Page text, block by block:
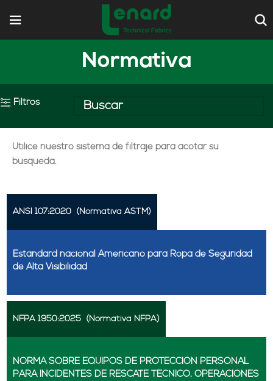
Normativa
Filtros
Utilice nuestro sistema de filtraje para acotar su
búsqueda.
ANSI 107:2020 (Normativa ASTM)
Estándard nacional Americano para Ropa de Seguridad
de Alta Visibilidad
NFPA 1950:2025 (Normativa NFPA)
NORMA SOBRE EQUIPOS DE PROTECCIÓN PERSONAL
PARA INCIDENTES DE RESCATE TÉCNICO, OPERACIONES